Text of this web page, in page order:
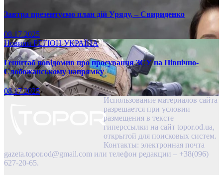
Завтра презентуємо план дій Уряду, – Свириденко
08.17.2025
НовиниРЕГІОНУКРАЇНА
Генштаб повідомив про просування ЗСУ на Північно-
Слобожанському напрямку
08.17.2025
Использование материалов сайта
разрешается при условии
размещения в тексте
гиперссылки на сайт topor.od.ua,
открытой для поисковых систем.
Контакты: электронная почта
gazeta.topor.od@gmail.com или телефон редакции – +38(096)
627-20-65.